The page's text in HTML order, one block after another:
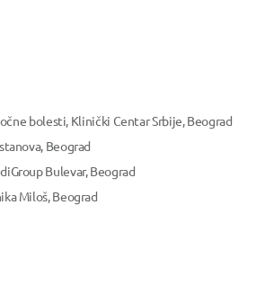
bolesti, Klinički Centar Srbije, Beograd
Beograd
Bulevar, Beograd
Miloš, Beograd